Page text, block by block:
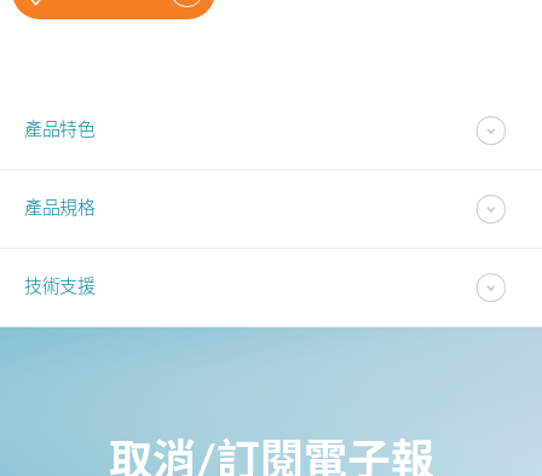
產品特色
產品規格
技術支援
取消/訂閱電子報